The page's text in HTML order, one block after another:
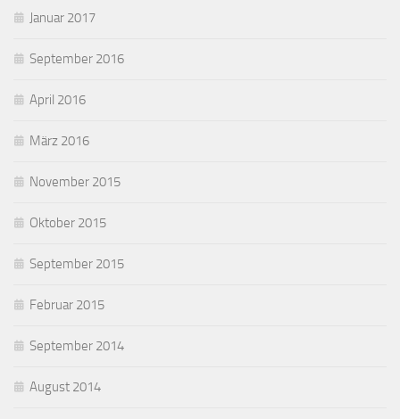
Januar 2017
September 2016
April 2016
März 2016
November 2015
Oktober 2015
September 2015
Februar 2015
September 2014
August 2014